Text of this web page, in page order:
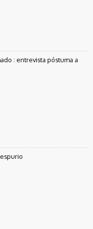
: entrevista póstuma a